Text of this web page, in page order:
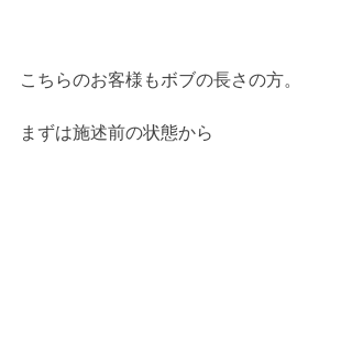
こちらのお客様もボブの長さの方。
まずは施述前の状態から